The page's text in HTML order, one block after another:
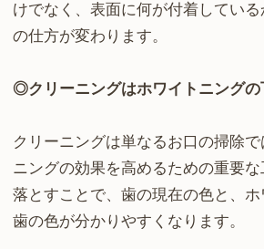
けでなく、表面に何が付着してい
の仕方が変わります。
◎クリーニングはホワイトニングの
クリーニングは単なるお口の掃除
ニングの効果を高めるための重要
落とすことで、歯の現在の色と、
歯の色が分かりやすくなります。